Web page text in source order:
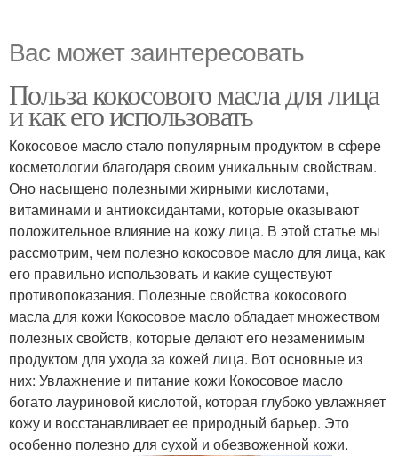
Вас может заинтересовать
Польза кокосового масла для лица
и как его использовать
Кокосовое масло стало популярным продуктом в сфере
косметологии благодаря своим уникальным свойствам.
Оно насыщено полезными жирными кислотами,
витаминами и антиоксидантами, которые оказывают
положительное влияние на кожу лица. В этой статье мы
рассмотрим, чем полезно кокосовое масло для лица, как
его правильно использовать и какие существуют
противопоказания. Полезные свойства кокосового
масла для кожи Кокосовое масло обладает множеством
полезных свойств, которые делают его незаменимым
продуктом для ухода за кожей лица. Вот основные из
них: Увлажнение и питание кожи Кокосовое масло
богато лауриновой кислотой, которая глубоко увлажняет
кожу и восстанавливает ее природный барьер. Это
особенно полезно для сухой и обезвоженной кожи.